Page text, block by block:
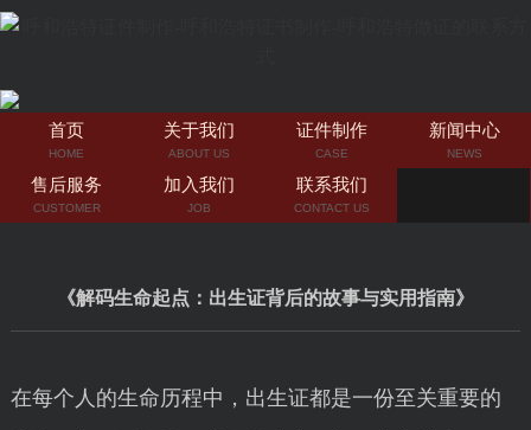
首页
HOME
关于我们
ABOUT US
证件制作
CASE
新闻中心
NEWS
售后服务
CUSTOMER
加入我们
JOB
联系我们
CONTACT US
《解码生命起点：出生证背后的故事与实用指南》
在每个人的生命历程中，出生证都是一份至关重要的